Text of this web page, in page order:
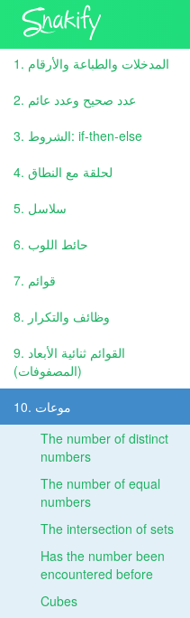
1. المدخلات والطباعة والأرقام
2. عدد صحيح وعدد عائم
3. الشروط: if-then-else
4. لحلقة مع النطاق
5. سلاسل
6. حائط اللوب
7. قوائم
8. وظائف والتكرار
9. القوائم ثنائية الأبعاد
(المصفوفات)
10. موعات
The number of distinct
numbers
The number of equal
numbers
The intersection of sets
Has the number been
encountered before
Cubes